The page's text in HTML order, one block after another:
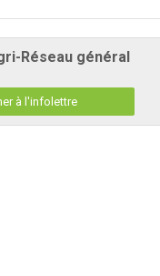
Réseau général
à l'infolettre